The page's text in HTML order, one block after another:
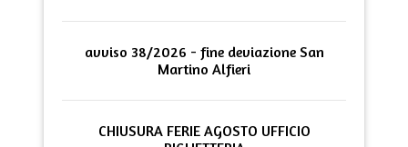
avviso 38/2026 - fine deviazione San
Martino Alfieri
CHIUSURA FERIE AGOSTO UFFICIO